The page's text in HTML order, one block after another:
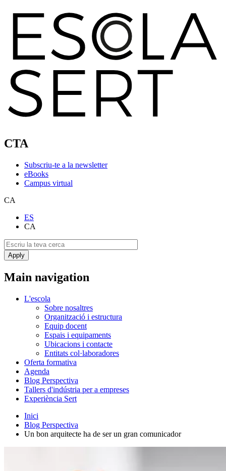
CTA
Subscriu-te a la newsletter
eBooks
Campus virtual
CA
ES
CA
Main navigation
L'escola
Sobre nosaltres
Organització i estructura
Equip docent
Espais i equipaments
Ubicacions i contacte
Entitats col·laboradores
Oferta formativa
Agenda
Blog Perspectiva
Tallers d'indústria per a empreses
Experiència Sert
Inici
Blog Perspectiva
Un bon arquitecte ha de ser un gran comunicador